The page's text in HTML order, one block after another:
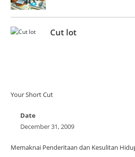
Cut lot
Your Short Cut
Date
December 31, 2009
Memaknai Penderitaan dan Kesulitan